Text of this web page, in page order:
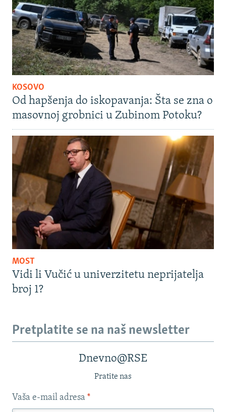
KOSOVO
Od hapšenja do iskopavanja: Šta se zna o
masovnoj grobnici u Zubinom Potoku?
MOST
Vidi li Vučić u univerzitetu neprijatelja
broj 1?
Pretplatite se na naš newsletter
Dnevno@RSE
Pratite nas
Vaša e-mail adresa *